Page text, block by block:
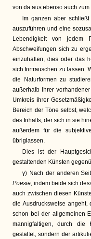
von da aus ebenso auch
Im ganzen aber
auszuführen und eine
Lebendigkeit von jedem
Abschweifungen sich zu
einzuhalten, dies oder das
sich fortrauschen zu lassen.
die Naturformen zu
außerhalb ihrer
Umkreis ihrer
Bereich der Töne selbst,
des Inhalts, der sich in sie
außerdem für die
übriglassen.
Dies ist der
gestaltenden Künsten
γ) Nach der anderen
Poesie, indem beide sich
auch zwischen diesen
die Ausdrucksweise
schon bei der allgemeinen
mannigfaltigen, durch die
gestaltet, sondern der